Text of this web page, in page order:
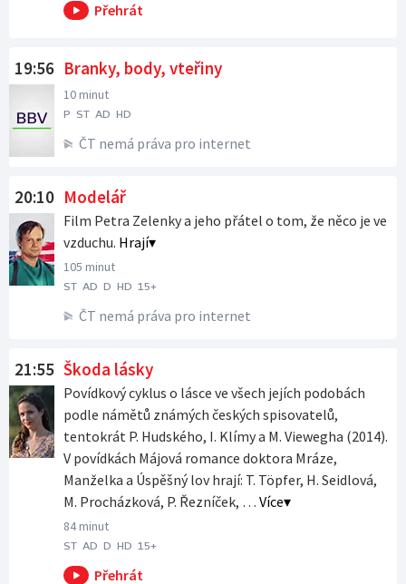
19:56 Branky, body, vteřiny
10 minut
P ST AD HD
ČT nemá práva pro internet
Odpoledne od 16:00 na ČT2
Odpoledne od 16:00 na ČT24
Odpoledne od 16:00 na ČT
sport
Odpoledne od 16:00 na ČT :D
Večer od 20:00 na ČT1
20:10 Modelář
Film Petra Zelenky a jeho přátel o tom, že něco je ve
vzduchu. Hrají
105 minut
ST AD D HD 15+
ČT nemá práva pro internet
21:55 Škoda lásky
Povídkový cyklus o lásce ve všech jejích podobách
podle námětů známých českých spisovatelů,
tentokrát P. Hudského, I. Klímy a M. Viewegha (2014).
V povídkách Májová romance doktora Mráze,
Manželka a Úspěšný lov hrají: T. Töpfer, H. Seidlová,
M. Procházková, P. Řezníček,
Více
84 minut
ST AD D HD 15+